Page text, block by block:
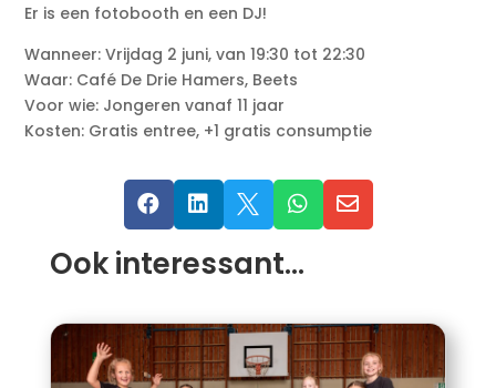
Er is een fotobooth en een DJ!
Wanneer: Vrijdag 2 juni, van 19:30 tot 22:30
Waar: Café De Drie Hamers, Beets
Voor wie: Jongeren vanaf 11 jaar
Kosten: Gratis entree, +1 gratis consumptie
    
Ook interessant…